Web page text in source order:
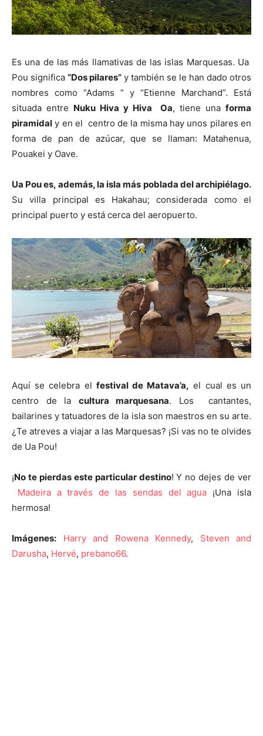
Es una de las más llamativas de las islas Marquesas. Ua
Pou significa “Dos pilares” y también se le han dado otros
nombres como “Adams “ y “Etienne Marchand”. Está
situada entre Nuku Hiva y Hiva Oa, tiene una forma
piramidal y en el centro de la misma hay unos pilares en
forma de pan de azúcar, que se llaman: Matahenua,
Pouakei y Oave.
Ua Pou es, además, la isla más poblada del archipiélago.
Su villa principal es Hakahau; considerada como el
principal puerto y está cerca del aeropuerto.
Aquí se celebra el festival de Matava’a, el cual es un
centro de la cultura marquesana. Los cantantes,
bailarines y tatuadores de la isla son maestros en su arte.
¿Te atreves a viajar a las Marquesas? ¡Si vas no te olvides
de Ua Pou!
¡No te pierdas este particular destino! Y no dejes de ver
Madeira a través de las sendas del agua ¡Una isla
hermosa!
Imágenes: Harry and Rowena Kennedy, Steven and
Darusha, Hervé, prebano66.